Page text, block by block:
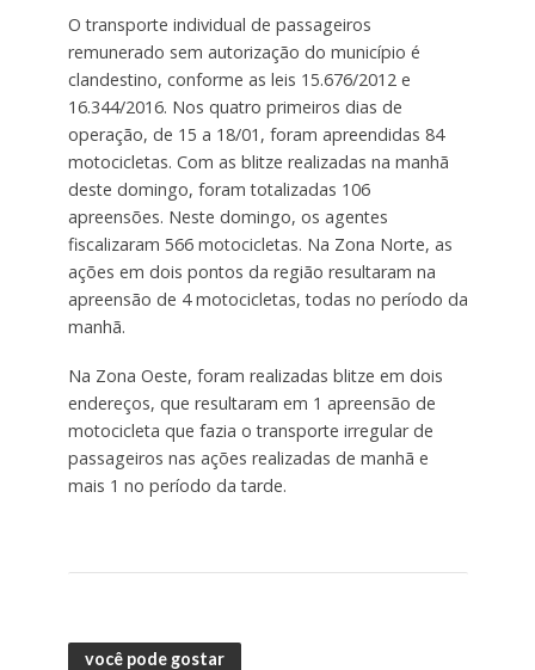
O transporte individual de passageiros
remunerado sem autorização do município é
clandestino, conforme as leis 15.676/2012 e
16.344/2016. Nos quatro primeiros dias de
operação, de 15 a 18/01, foram apreendidas 84
motocicletas. Com as blitze realizadas na manhã
deste domingo, foram totalizadas 106
apreensões. Neste domingo, os agentes
fiscalizaram 566 motocicletas. Na Zona Norte, as
ações em dois pontos da região resultaram na
apreensão de 4 motocicletas, todas no período da
manhã.
Na Zona Oeste, foram realizadas blitze em dois
endereços, que resultaram em 1 apreensão de
motocicleta que fazia o transporte irregular de
passageiros nas ações realizadas de manhã e
mais 1 no período da tarde.
você pode gostar